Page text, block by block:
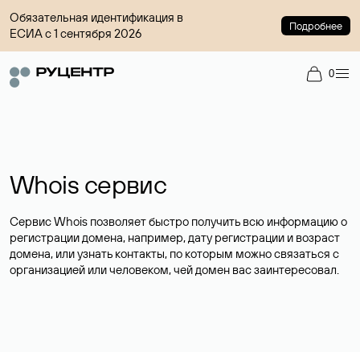
Обязательная идентификация в
ЕСИА с 1 сентября 2026
Подробнее
0
Whois сервис
Сервис Whois позволяет быстро получить всю информацию о
регистрации домена, например, дату регистрации и возраст
домена, или узнать контакты, по которым можно связаться с
организацией или человеком, чей домен вас заинтересовал.